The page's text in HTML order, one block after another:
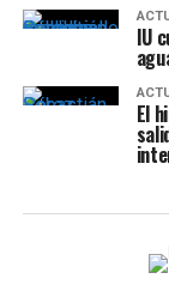
IU
El